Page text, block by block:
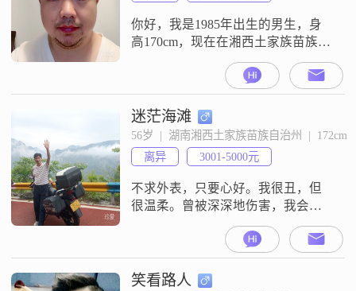
你好，我是1985年出生的男生，身
高170cm，现在在湘西土家族苗族自
治州工作生活##3002##学历是大
专，月收入目前在5001到8000元这
个区间##3002##平时大家对我评价
比较多的是稳重可靠，说我责任感
比较强，性格随和，比较容易相处
##3002##在生活观念上，我比较看
重家庭，觉得家庭是生活的重心，
平时追求的
迷茫海滩
56岁  |  湖南湘西土家族苗族自治州  |  172cm
离异
3001-5000元
不求外表，只要心好。我很丑，但
很温柔。曾被深深地伤害，我会更
加珍惜生活的每一天。
笑看路人